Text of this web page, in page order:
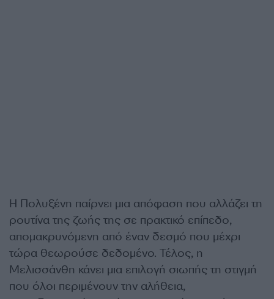
Η Πολυξένη παίρνει μια απόφαση που αλλάζει τη
ρουτίνα της ζωής της σε πρακτικό επίπεδο,
απομακρυνόμενη από έναν δεσμό που μέχρι
τώρα θεωρούσε δεδομένο. Τέλος, η
Μελισσάνθη κάνει μια επιλογή σιωπής τη στιγμή
που όλοι περιμένουν την αλήθεια,